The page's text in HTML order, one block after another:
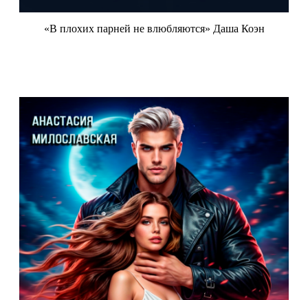
«В плохих парней не влюбляются» Даша Коэн